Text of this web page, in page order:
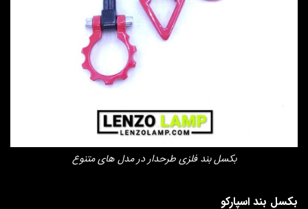
بکسل بند فلزی طرحدار در مدل های متنوع
بکسل بند اسپارکو